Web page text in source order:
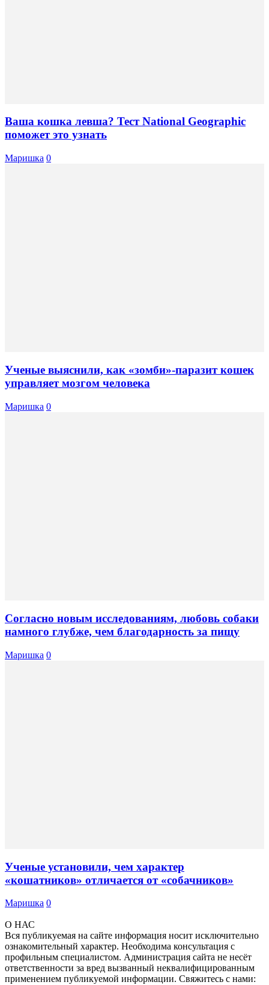
Ваша кошка левша? Тест National Geographic
поможет это узнать
Маришка 0
Ученые выяснили, как «зомби»-паразит кошек
управляет мозгом человека
Маришка 0
Согласно новым исследованиям, любовь собаки
намного глубже, чем благодарность за пищу
Маришка 0
Ученые установили, чем характер
«кошатников» отличается от «собачников»
Маришка 0
О НАС
Вся публикуемая на сайте информация носит исключительно
ознакомительный характер. Необходима консультация с
профильным специалистом. Администрация сайта не несёт
ответственности за вред вызванный неквалифицированным
применением публикуемой информации. Свяжитесь с нами: